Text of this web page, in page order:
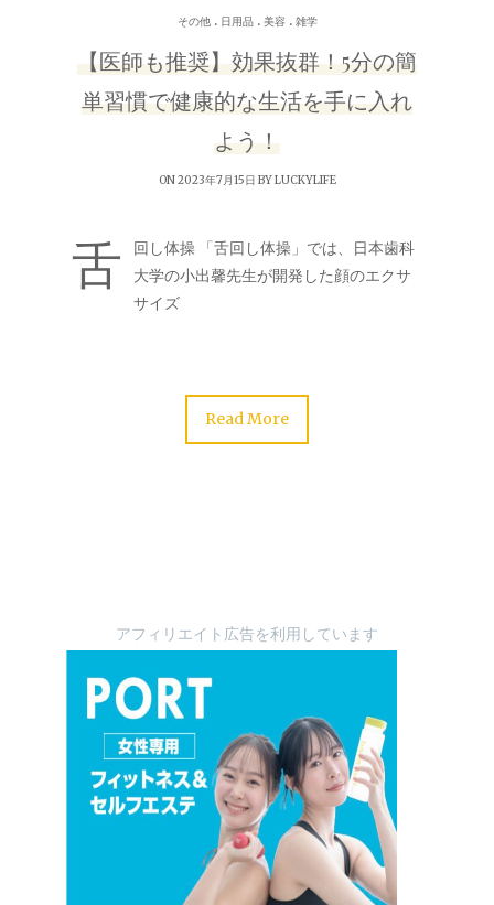
その他. 日用品. 美容 . 雑学
【医師も推奨】効果抜群！5分の簡
単習慣で健康的な生活を手に入れ
よう！
ON 2023年7月15日 BYLUCKYLIFE
舌
回し体操 「舌回し体操」では、日本歯科
大学の小出馨先生が開発した顔のエクサ
サイズ
Read More
アフィリエイト広告を利用しています